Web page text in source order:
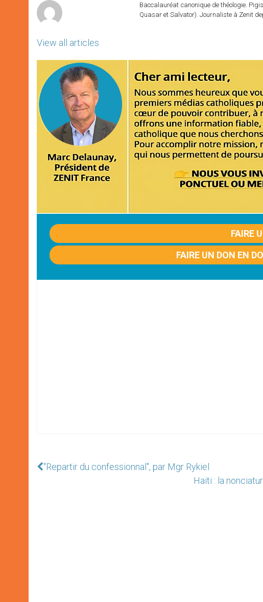
View all articles
Baccalauréat canonique de théologie.
Quasar et Salvator). Journaliste à Zenit
FAIRE
FAIRE UN DON EN
"Repartir du confessionnal", par Mgr Rykiel
Haïti : la